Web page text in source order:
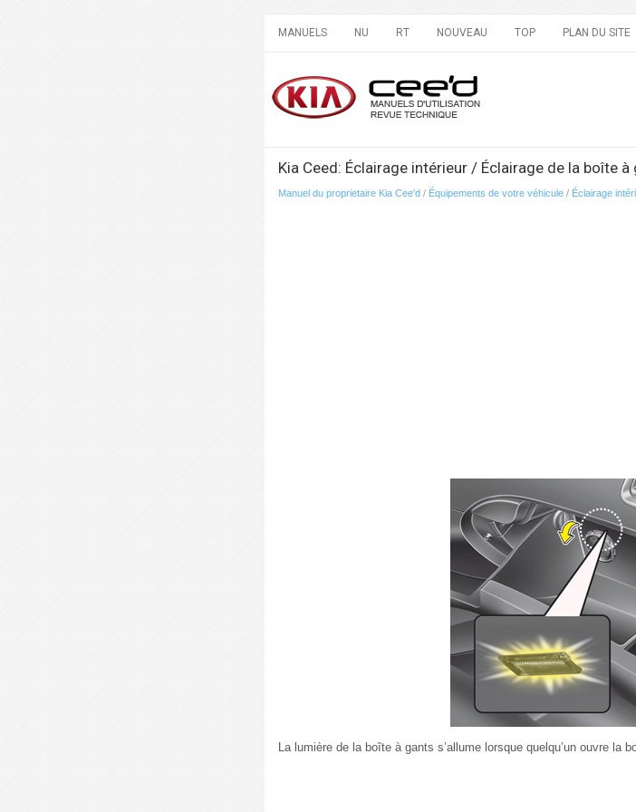
MANUELS NU RT NOUVEAU TOP PLAN DU SITE
Kia Ceed: Éclairage intérieur / Éclairage de la boîte à
Manuel du proprietaire Kia Cee'd / Équipements de votre véhicule / Éclairage
La lumière de la boîte à gants s’allume lorsque quelqu’un ouvre la